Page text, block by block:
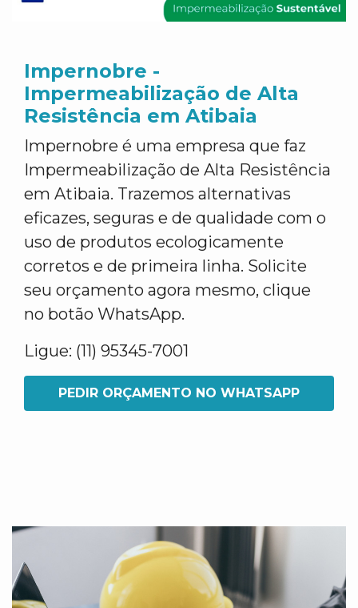
Impernobre -
Impermeabilização de Alta
Resistência em Atibaia
Impernobre é uma empresa que faz
Impermeabilização de Alta Resistência
em Atibaia. Trazemos alternativas
eficazes, seguras e de qualidade com o
uso de produtos ecologicamente
corretos e de primeira linha. Solicite
seu orçamento agora mesmo, clique
no botão WhatsApp.
Ligue: (11) 95345-7001
PEDIR ORÇAMENTO NO WHATSAPP